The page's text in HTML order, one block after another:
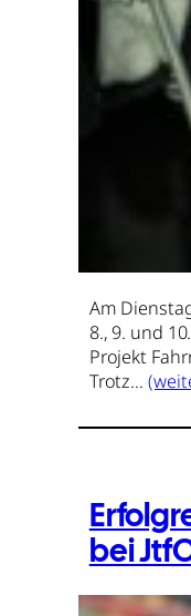
Am
8., 9. und
Projekt
Trotz…
bei